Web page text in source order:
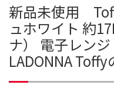
新品未使用
ュホワイト 約
ナ） 電子レン
LADONNA